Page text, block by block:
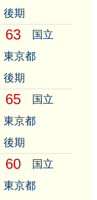
後期
63
国立
東京都
後期
65
国立
東京都
後期
60
国立
東京都